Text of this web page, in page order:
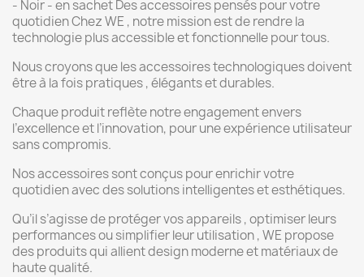
- Noir - en sachet Des accessoires pensés pour votre
quotidien Chez WE , notre mission est de rendre la
technologie plus accessible et fonctionnelle pour tous.
Nous croyons que les accessoires technologiques doivent
être à la fois pratiques , élégants et durables.
Chaque produit reflète notre engagement envers
l’excellence et l’innovation, pour une expérience utilisateur
sans compromis.
Nos accessoires sont conçus pour enrichir votre
quotidien avec des solutions intelligentes et esthétiques.
Qu’il s’agisse de protéger vos appareils , optimiser leurs
performances ou simplifier leur utilisation , WE propose
des produits qui allient design moderne et matériaux de
haute qualité.